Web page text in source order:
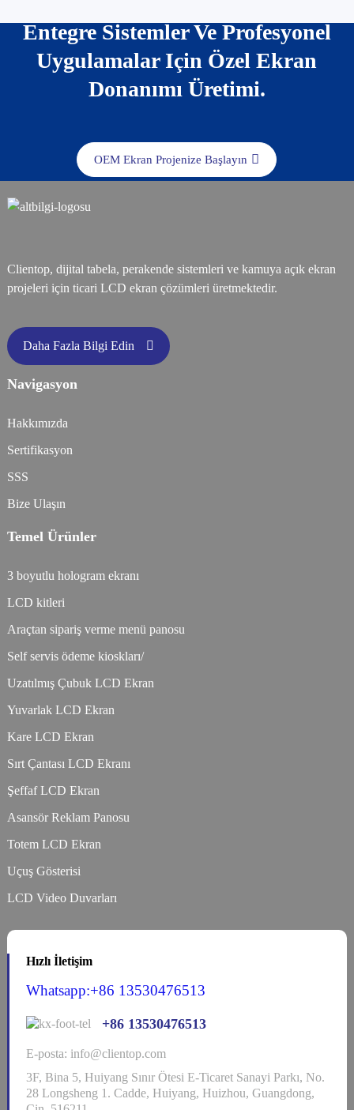
Entegre Sistemler Ve Profesyonel
Uygulamalar Için Özel Ekran
Donanımı Üretimi.
OEM Ekran Projenize Başlayın
Clientop, dijital tabela, perakende sistemleri ve kamuya açık ekran
projeleri için ticari LCD ekran çözümleri üretmektedir.
Daha Fazla Bilgi Edin
Navigasyon
Hakkımızda
Sertifikasyon
SSS
Bize Ulaşın
Temel Ürünler
3 boyutlu hologram ekranı
LCD kitleri
Araçtan sipariş verme menü panosu
Self servis ödeme kioskları/
Uzatılmış Çubuk LCD Ekran
Yuvarlak LCD Ekran
Kare LCD Ekran
Sırt Çantası LCD Ekranı
Şeffaf LCD Ekran
Asansör Reklam Panosu
Totem LCD Ekran
Uçuş Gösterisi
LCD Video Duvarları
Hızlı İletişim
Whatsapp:+86 13530476513
+86 13530476513
E-posta: info@clientop.com
3F, Bina 5, Huiyang Sınır Ötesi E-Ticaret Sanayi Parkı, No.
28 Longsheng 1. Cadde, Huiyang, Huizhou, Guangdong,